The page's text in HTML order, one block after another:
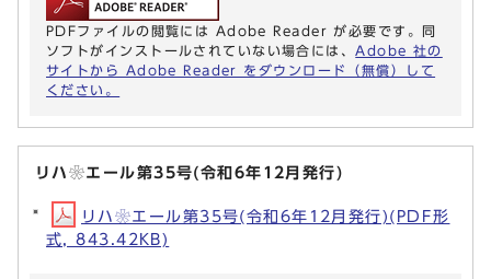
PDFファイルの閲覧には Adobe Reader が必要です。同
ソフトがインストールされていない場合には、 Adobe 社の
サイトから Adobe Reader をダウンロード（無償）して
ください。
リハ❀エール第35号(令和6年12月発行)
リハ❀エール第35号(令和6年12月発行)(PDF形
式, 843.42KB)